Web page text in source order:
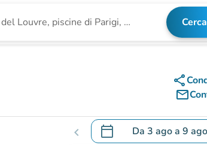
struttura Cerca
share
mail_outline
chevron_left calendar_today Da 3 agoa 9 ago
.Aprire il calendario per